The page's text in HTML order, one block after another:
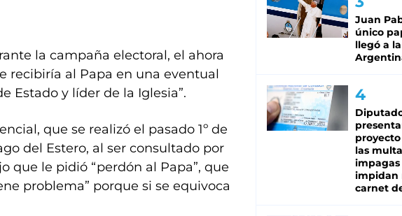
la campaña electoral, el ahora
recibiría al Papa en una eventual
Estado y líder de la Iglesia”.
que se realizó el pasado 1º de
del Estero, al ser consultado por
que le pidió “perdón al Papa”, que
problema” porque si se equivoca
Juan
único
llegó a la
las
impagas
impidan
carnet